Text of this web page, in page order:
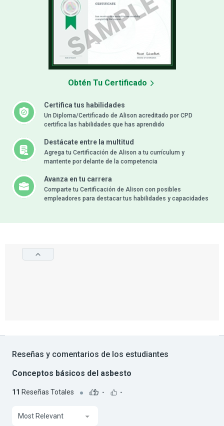
Certifica tus habilidades
Un Diploma/Certificado de Alison acreditado por CPD
certifica las habilidades que has aprendido
Destácate entre la multitud
Agrega tu Certificación de Alison a tu currículum y
mantente por delante de la competencia
Avanza en tu carrera
Comparte tu Certificación de Alison con posibles
empleadores para destacar tus habilidades y capacidades
Obtén Tu Certificado
Reseñas y comentarios de los estudiantes
Conceptos básicos del asbesto
11 Reseñas Totales - -
Most Relevant